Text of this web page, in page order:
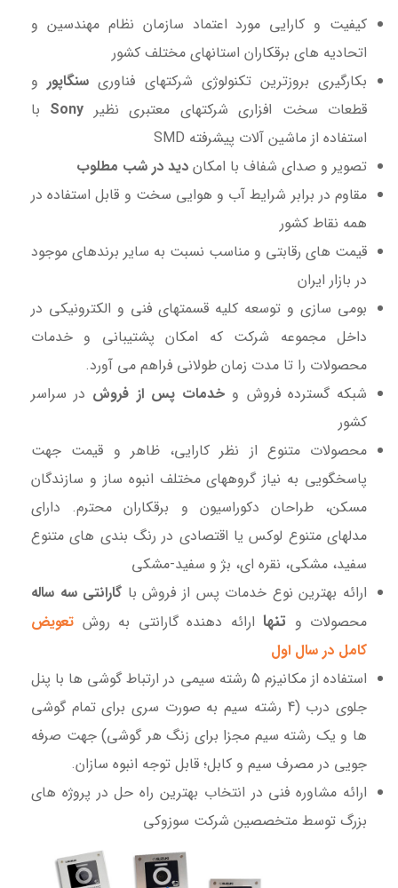
کیفیت و کارایی مورد اعتماد سازمان نظام مهندسین و
اتحادیه های برقکاران استانهای مختلف کشور
بکارگیری بروزترین تکنولوژی شرکتهای فناوری سنگاپور و
قطعات سخت افزاری شرکتهای معتبری نظیر Sony با
استفاده از ماشین آلات پیشرفته SMD
تصویر و صدای شفاف با امکان دید در شب مطلوب
مقاوم در برابر شرایط آب و هوایی سخت و قابل استفاده در
همه نقاط کشور
قیمت های رقابتی و مناسب نسبت به سایر برندهای موجود
در بازار ایران
بومی سازی و توسعه کلیه قسمتهای فنی و الکترونیکی در
داخل مجموعه شرکت که امکان پشتیبانی و خدمات
محصولات را تا مدت زمان طولانی فراهم می آورد.
شبکه گسترده فروش و خدمات پس از فروش در سراسر
کشور
محصولات متنوع از نظر کارایی، ظاهر و قیمت جهت
پاسخگویی به نیاز گروههای مختلف انبوه ساز و سازندگان
مسکن، طراحان دکوراسیون و برقکاران محترم. دارای
مدلهای متنوع لوکس یا اقتصادی در رنگ بندی های متنوع
سفید، مشکی، نقره ای، بژ و سفید-مشکی
ارائه بهترین نوع خدمات پس از فروش با گارانتی سه ساله
محصولات و تنها ارائه دهنده گارانتی به روش تعویض
کامل در سال اول
استفاده از مکانیزم 5 رشته سیمی در ارتباط گوشی ها با پنل
جلوی درب (4 رشته سیم به صورت سری برای تمام گوشی
ها و یک رشته سیم مجزا برای زنگ هر گوشی) جهت صرفه
جویی در مصرف سیم و کابل؛ قابل توجه انبوه سازان.
ارائه مشاوره فنی در انتخاب بهترین راه حل در پروژه های
بزرگ توسط متخصصین شرکت سوزوکی